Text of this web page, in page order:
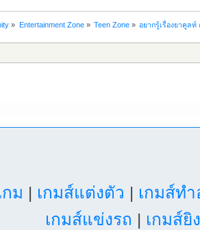
» Entertainment Zone» Teen Zone» อยากรู้เรื่องยาคูล
กม | เกมส์แต่งตัว | เกมส์ท
เกมส์แข่งรถ | เกมส์ยิ